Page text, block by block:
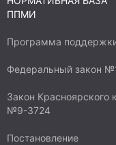
будет создана
благоустроена,
полезным и
ППМИ
Программа
Федеральный закон
Закон Красноярского
№9-3724
Постановление